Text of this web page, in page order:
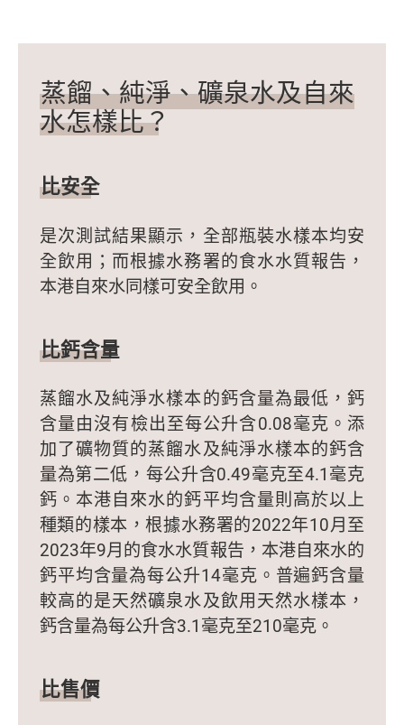
蒸餾、純淨、礦泉水及自來
水怎樣比？
比安全
是次測試結果顯示，全部瓶裝水樣本均安
全飲用；而根據水務署的食水水質報告，
本港自來水同樣可安全飲用。
比鈣含量
蒸餾水及純淨水樣本的鈣含量為最低，鈣
含量由沒有檢出至每公升含0.08毫克。添
加了礦物質的蒸餾水及純淨水樣本的鈣含
量為第二低，每公升含0.49毫克至4.1毫克
鈣。本港自來水的鈣平均含量則高於以上
種類的樣本，根據水務署的2022年10月至
2023年9月的食水水質報告，本港自來水的
鈣平均含量為每公升14毫克。普遍鈣含量
較高的是天然礦泉水及飲用天然水樣本，
鈣含量為每公升含3.1毫克至210毫克。
比售價